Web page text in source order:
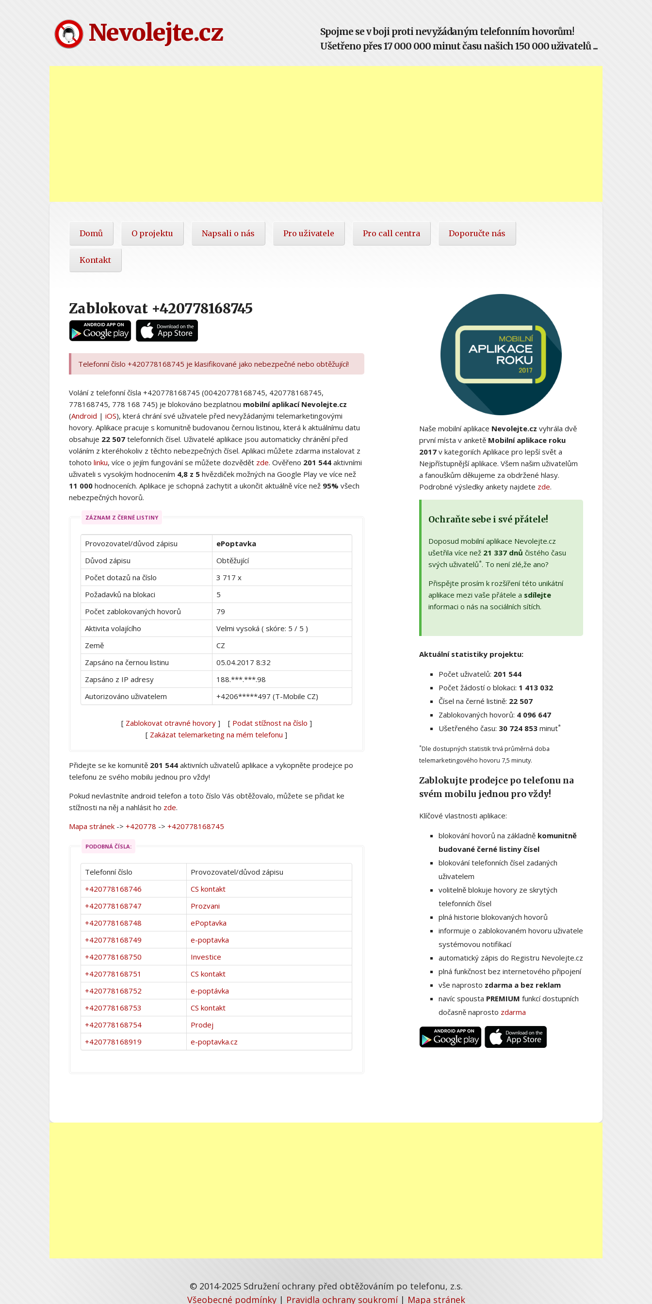
Nevolejte.cz
Spojme se v boji proti nevyžádaným telefonním hovorům!
Ušetřeno přes 17 000 000 minut času našich 150 000 uživatelů ...
Domů O projektu Napsali o nás Pro uživatele Pro call centra Doporučte nás
Kontakt
Zablokovat +420778168745
Telefonní číslo +420778168745 je klasifikované jako nebezpečné nebo obtěžující!
Volání z telefonní čísla +420778168745 (00420778168745, 420778168745,
778168745, 778 168 745) je blokováno bezplatnou mobilní aplikací Nevolejte.cz
(Android | iOS), která chrání své uživatele před nevyžádanými telemarketingovými
hovory. Aplikace pracuje s komunitně budovanou černou listinou, která k aktuálnímu datu
obsahuje 22 507 telefonních čísel. Uživatelé aplikace jsou automaticky chránění před
voláním z kteréhokoliv z těchto nebezpečných čísel. Aplikaci můžete zdarma instalovat z
tohoto linku, více o jejím fungování se můžete dozvědět zde. Ověřeno 201 544 aktivními
uživateli s vysokým hodnocením 4,8 z 5 hvězdiček možných na Google Play ve více než
11 000 hodnoceních. Aplikace je schopná zachytit a ukončit aktuálně více než 95% všech
nebezpečných hovorů.
ZÁZNAM Z ČERNÉ LISTINY
Provozovatel/důvod zápisu
ePoptavka
Důvod zápisu
Obtěžující
Počet dotazů na číslo
3 717 x
Požadavků na blokaci
5
Počet zablokovaných hovorů
79
Aktivita volajícího
Velmi vysoká ( skóre: 5 / 5 )
Země
CZ
Zapsáno na černou listinu
05.04.2017 8:32
Zapsáno z IP adresy
188.***.***.98
Autorizováno uživatelem
+4206*****497 (T-Mobile CZ)
[ Zablokovat otravné hovory] [ Podat stížnost na číslo ]
[ Zakázat telemarketing na mém telefonu ]
Přidejte se ke komunitě 201 544 aktivních uživatelů aplikace a vykopněte prodejce po
telefonu ze svého mobilu jednou pro vždy!
Pokud nevlastníte android telefon a toto číslo Vás obtěžovalo, můžete se přidat ke
stížnosti na něj a nahlásit ho zde.
Mapa stránek -> +420778 -> +420778168745
PODOBNÁ ČÍSLA:
Telefonní číslo
Provozovatel/důvod zápisu
+420778168746
CS kontakt
+420778168747
Prozvani
+420778168748
ePoptavka
+420778168749
e-poptavka
+420778168750
Investice
+420778168751
CS kontakt
+420778168752
e-poptávka
+420778168753
CS kontakt
+420778168754
Prodej
+420778168919
e-poptavka.cz
Naše mobilní aplikace Nevolejte.cz vyhrála dvě
první místa v anketě Mobilní aplikace roku
2017v kategoriích Aplikace pro lepší svět a
Nejpřístupnější aplikace. Všem našim uživatelům
a fanouškům děkujeme za obdržené hlasy.
Podrobné výsledky ankety najdete zde.
Ochraňte sebe i své přátele!
Doposud mobilní aplikace Nevolejte.cz
ušetřila více než 21 337 dnů čistého času
svých uživatelů*. To není zlé,že ano?
Přispějte prosím k rozšíření této unikátní
aplikace mezi vaše přátele a sdílejte
informaci o nás na sociálních sítích.
Aktuální statistiky projektu:
Počet uživatelů: 201 544
Počet žádostí o blokaci: 1 413 032
Čísel na černé listině: 22 507
Zablokovaných hovorů: 4 096 647
Ušetřeného času: 30 724 853minut*
*Dle dostupných statistik trvá průměrná doba
telemarketingového hovoru 7,5 minuty.
Zablokujte prodejce po telefonu na
svém mobilu jednou pro vždy!
Klíčové vlastnosti aplikace:
blokování hovorů na základně komunitně
budované černé listiny čísel
blokování telefonních čísel zadaných
uživatelem
volitelně blokuje hovory ze skrytých
telefonních čísel
plná historie blokovaných hovorů
informuje o zablokovaném hovoru uživatele
systémovou notifikací
automatický zápis do Registru Nevolejte.cz
plná funkčnost bez internetového připojení
vše naprosto zdarma a bez reklam
navíc spousta PREMIUM funkcí dostupních
dočasně naprosto zdarma
© 2014-2025 Sdružení ochrany před obtěžováním po telefonu, z.s.
Všeobecné podmínky | Pravidla ochrany soukromí | Mapa stránek